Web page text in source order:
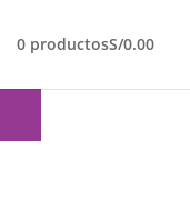
0 productosS/0.00